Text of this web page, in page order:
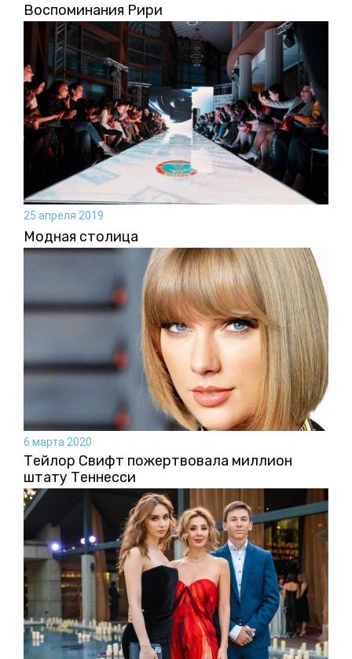
Воспоминания Рири
25 апреля 2019
Модная столица
6 марта 2020
Тейлор Свифт пожертвовала миллион
штату Теннесси